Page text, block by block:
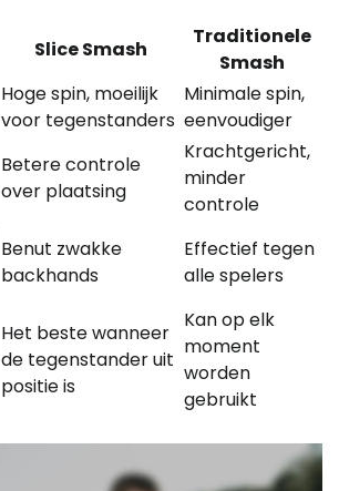
Slice Smash
Traditionele
Smash
Hoge spin, moeilijk
voor tegenstanders
Minimale spin,
eenvoudiger
Betere controle
over plaatsing
Krachtgericht,
minder
controle
Benut zwakke
backhands
Effectief tegen
alle spelers
Het beste wanneer
de tegenstander uit
positie is
Kan op elk
moment
worden
gebruikt